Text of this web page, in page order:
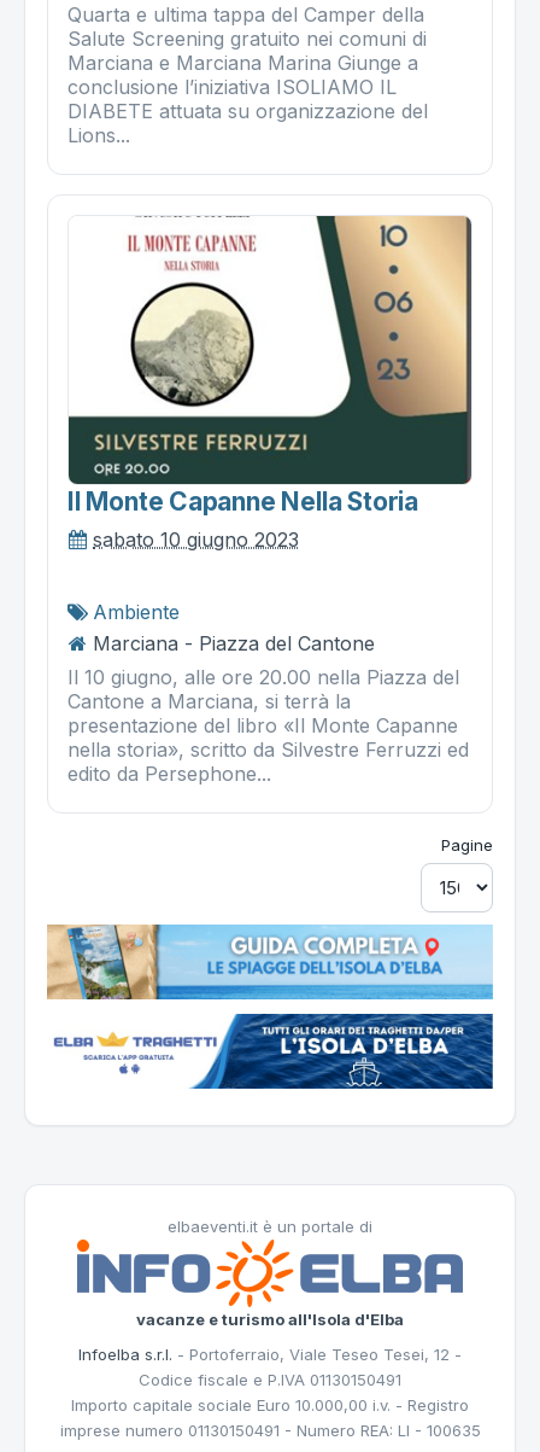
Quarta e ultima tappa del Camper della
Salute Screening gratuito nei comuni di
Marciana e Marciana Marina Giunge a
conclusione l’iniziativa ISOLIAMO IL
DIABETE attuata su organizzazione del
Lions...
Il Monte Capanne Nella Storia
sabato 10 giugno 2023
Ambiente
Marciana - Piazza del Cantone
Il 10 giugno, alle ore 20.00 nella Piazza del
Cantone a Marciana, si terrà la
presentazione del libro «Il Monte Capanne
nella storia», scritto da Silvestre Ferruzzi ed
edito da Persephone...
Pagine
elbaeventi.it è un portale di
vacanze e turismo all'Isola d'Elba
Infoelba s.r.l. - Portoferraio, Viale Teseo Tesei, 12 -
Codice fiscale e P.IVA 01130150491
Importo capitale sociale Euro 10.000,00 i.v. - Registro
imprese numero 01130150491 - Numero REA: LI - 100635